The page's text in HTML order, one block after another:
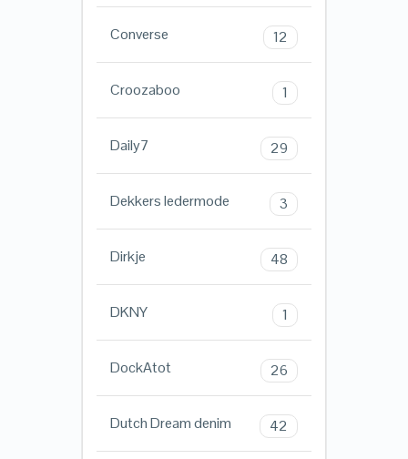
Converse 12
Croozaboo 1
Daily7 29
Dekkers ledermode 3
Dirkje 48
DKNY 1
DockAtot 26
Dutch Dream denim 42